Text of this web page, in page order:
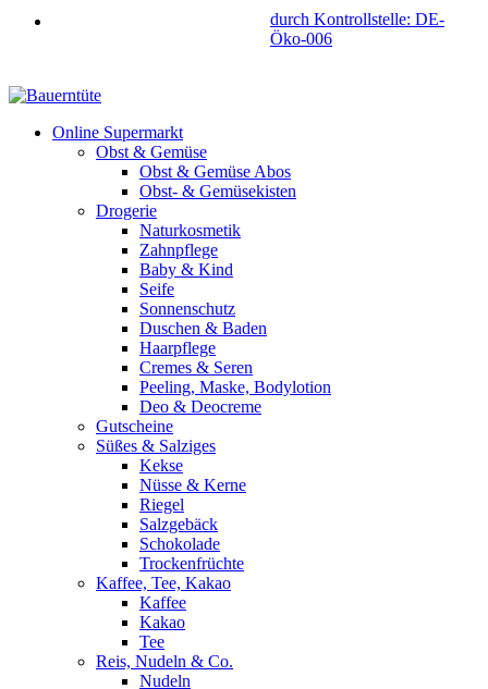
durch Kontrollstelle: DE-
Öko-006
Online Supermarkt
Obst & Gemüse
Obst & Gemüse Abos
Obst- & Gemüsekisten
Drogerie
Naturkosmetik
Zahnpflege
Baby & Kind
Seife
Sonnenschutz
Duschen & Baden
Haarpflege
Cremes & Seren
Peeling, Maske, Bodylotion
Deo & Deocreme
Gutscheine
Süßes & Salziges
Kekse
Nüsse & Kerne
Riegel
Salzgebäck
Schokolade
Trockenfrüchte
Kaffee, Tee, Kakao
Kaffee
Kakao
Tee
Reis, Nudeln & Co.
Nudeln